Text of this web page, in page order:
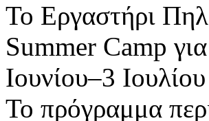
Το Εργαστήρι
Summer Camp
Ιουνίου–3
Το πρόγραμμα